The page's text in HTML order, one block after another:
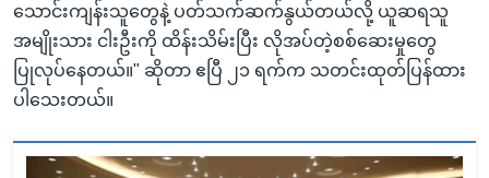
သောင်းကျန်းသူတွေနဲ့ ပတ်သက်ဆက်နွယ်တယ်လို့ ယူဆရသူ
အမျိုးသား ငါးဦးကို ထိန်းသိမ်းပြီး လိုအပ်တဲ့စစ်ဆေးမှုတွေ
ပြုလုပ်နေတယ်။" ဆိုတာ ဧပြီ ၂၁ ရက်က သတင်းထုတ်ပြန်ထား
ပါသေးတယ်။